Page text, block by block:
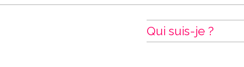
Qui suis-je ?